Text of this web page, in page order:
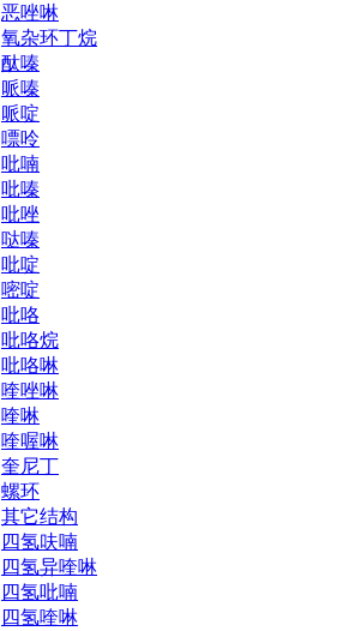
恶唑啉
氧杂环丁烷
酞嗪
哌嗪
哌啶
嘌呤
吡喃
吡嗪
吡唑
哒嗪
吡啶
嘧啶
吡咯
吡咯烷
吡咯啉
喹唑啉
喹啉
喹喔啉
奎尼丁
螺环
其它结构
四氢呋喃
四氢异喹啉
四氢吡喃
四氢喹啉